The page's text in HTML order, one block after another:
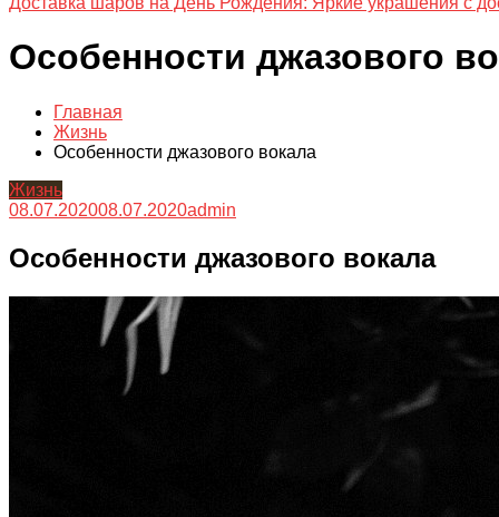
Особенности джазового
Главная
Жизнь
Особенности джазового вокала
Жизнь
08.07.202008.07.2020admin
Особенности джазового вокала